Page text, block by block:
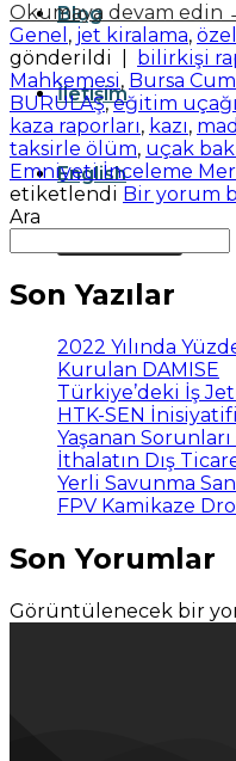
Blog
İletişim
English
Okumaya devam edin
Genel , jet kiralama,
gönderildi
bilirkişi
Mahkemesi, Bursa
BURULAŞ,eğitim
kaza raporları, kazı,
taksirle ölüm, uçak
Emniyeti İnceleme
etiketlendi Bir yorum
Ara
Son Yazılar
2022 Yılında
Kurulan DAMISE
Türkiye’deki İş
HTK-SEN
Yaşanan
İthalatın Dış
Yerli Savunma
FPV Kamikaze
Son Yorumlar
Görüntülenecek bir